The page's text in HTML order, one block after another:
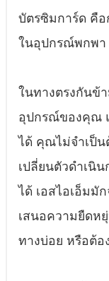
บัตรซิมการ์ด คื
ในอุปกรณ์พกพา
ในทางตรงกันข้
อุปกรณ์ของคุณ
ได้ คุณไม่จําเป็
เปลี่ยนตัวดําเนิ
ได้ เอสไอเอ็มมั
เสนอความยืดห
ทางบ่อย หรือต้อ